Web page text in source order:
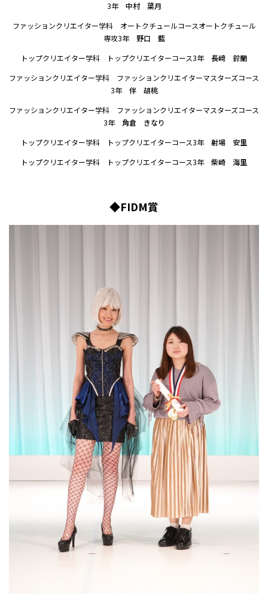
3年 中村 葉月
ファッションクリエイター学科 オートクチュールコースオートクチュール
専攻3年 野口 藍
トップクリエイター学科 トップクリエイターコース3年 長﨑 鈴蘭
ファッションクリエイター学科 ファッションクリエイターマスターズコース
3年 伴 胡桃
ファッションクリエイター学科 ファッションクリエイターマスターズコース
3年 角倉 きなり
トップクリエイター学科 トップクリエイターコース3年 射場 安里
トップクリエイター学科 トップクリエイターコース3年 柴崎 海里
◆FIDM賞